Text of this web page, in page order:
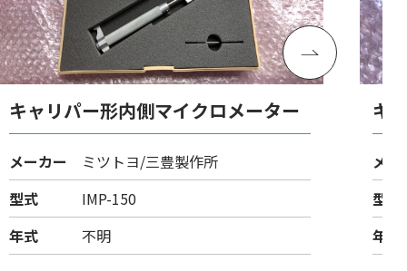
キャリパー形内側マイクロメーター
メーカー
ミツトヨ/三豊製作所
型式
IMP-150
年式
不明
キ
メー
型式
年式